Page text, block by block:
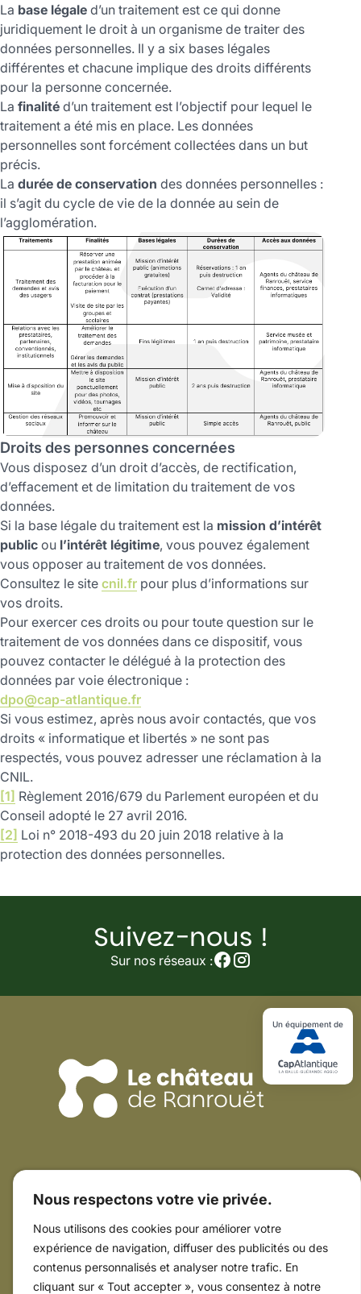
Nous respectons votre vie privée.
Nous utilisons des cookies pour améliorer votre
expérience de navigation, diffuser des publicités ou des
contenus personnalisés et analyser notre trafic. En
cliquant sur « Tout accepter », vous consentez à notre
La base légale d’un traitement est ce qui donne
juridiquement le droit à un organisme de traiter des
données personnelles. Il y a six bases légales
différentes et chacune implique des droits différents
pour la personne concernée.
La finalité d’un traitement est l’objectif pour lequel le
traitement a été mis en place. Les données
personnelles sont forcément collectées dans un but
précis.
La durée de conservation des données personnelles :
il s’agit du cycle de vie de la donnée au sein de
l’agglomération.
Droits des personnes concernées
Vous disposez d’un droit d’accès, de rectification,
d’effacement et de limitation du traitement de vos
données.
Si la base légale du traitement est la mission d’intérêt
public ou l’intérêt légitime, vous pouvez également
vous opposer au traitement de vos données.
Consultez le site cnil.fr pour plus d’informations sur
vos droits.
Pour exercer ces droits ou pour toute question sur le
traitement de vos données dans ce dispositif, vous
pouvez contacter le délégué à la protection des
données par voie électronique :
dpo@cap-atlantique.fr
Si vous estimez, après nous avoir contactés, que vos
droits « informatique et libertés » ne sont pas
respectés, vous pouvez adresser une réclamation à la
CNIL.
[1] Règlement 2016/679 du Parlement européen et du
Conseil adopté le 27 avril 2016.
[2] Loi n° 2018-493 du 20 juin 2018 relative à la
protection des données personnelles.
Suivez-
nous
sur
réseaux
Suivez-nous !
Sur nos réseaux :
Un équipement de
15 rue Guy de Rochefort
44410 Herbignac
02 40 88 96 17
Ressources utiles
Horaires & tarifs